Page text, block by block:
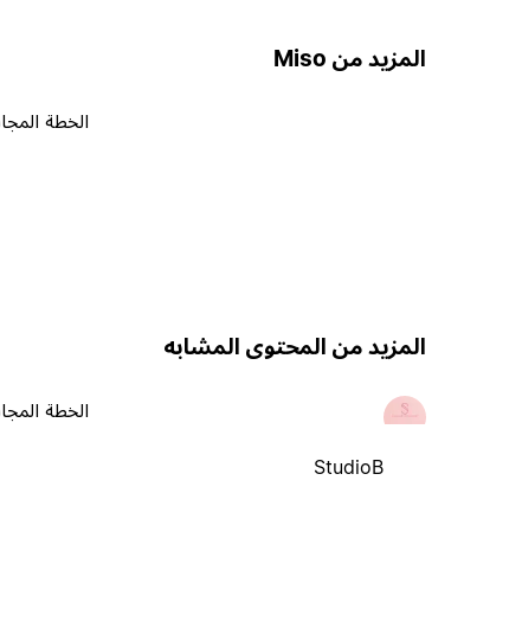
المزيد من Miso
الخطة
المزيد من المحتوى المشابه
StudioB
الخطة